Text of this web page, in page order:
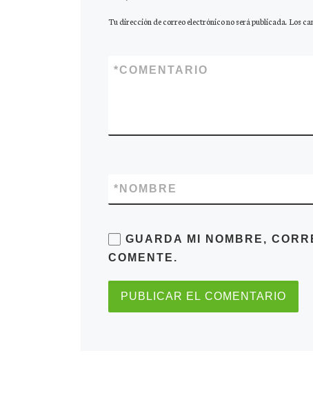
Tu dirección de correo electrónico no será publicada.Los
COMENTARIO
*
NOMBRE
*
GUARDA MI NOMBRE,
COMENTE.